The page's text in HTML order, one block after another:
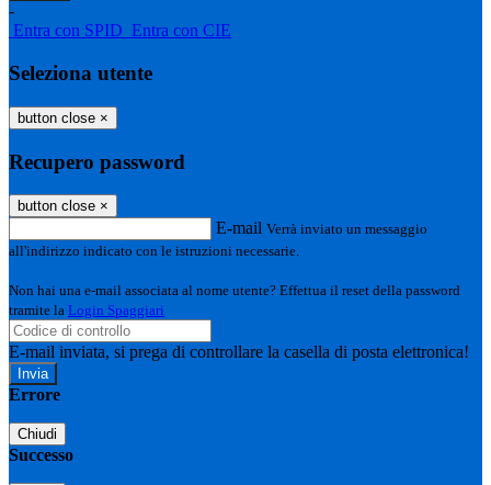
-
Entra con SPID Entra con CIE
Seleziona utente
button close ×
Recupero password
button close ×
E-mail Verrà inviato un messaggio
all'indirizzo indicato con le istruzioni necessarie.
Non hai una e-mail associata al nome utente? Effettua il reset della password
tramite la Login Spaggiari
E-mail inviata, si prega di controllare la casella di posta elettronica!
Errore
Chiudi
Successo